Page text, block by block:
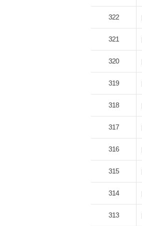
322
321
320
319
318
317
316
315
314
313